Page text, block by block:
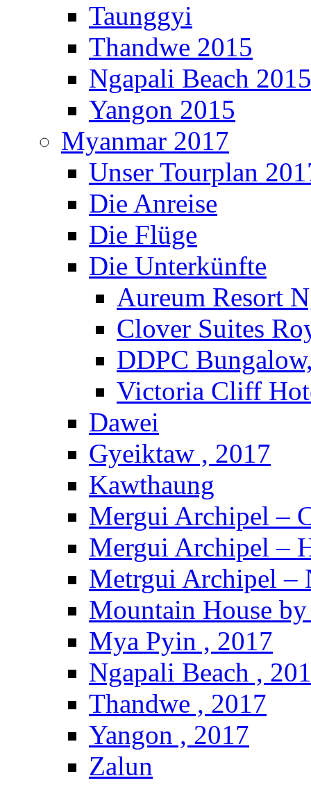
Taunggyi
Thandwe 2015
Ngapali Beach 2015
Yangon 2015
Myanmar 2017
Unser Tourplan
Die Anreise
Die Flüge
Die Unterkünfte
Aureum Resort
Clover Suites
DDPC
Victoria Cliff
Dawei
Gyeiktaw , 2017
Kawthaung
Mergui Archipel –
Mergui Archipel –
Metrgui Archipel –
Mountain House
Mya Pyin , 2017
Ngapali Beach ,
Thandwe , 2017
Yangon , 2017
Zalun